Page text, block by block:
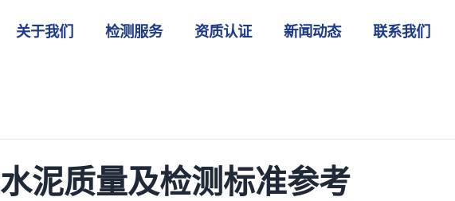
关于我们 检测服务 资质认证 新闻动态 联系我们
水泥质量及检测标准参考